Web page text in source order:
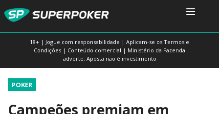
18+ | Jogue com responsabilidade | Aplicam-se os Termos e
Condições | Conteúdo comercial | Ministério da Fazenda
adverte: Aposta não é investimento
POKER
Campeões premiam em